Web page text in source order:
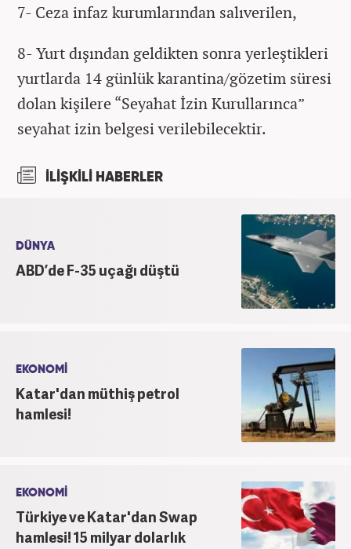
7- Ceza infaz kurumlarından salıverilen,
8- Yurt dışından geldikten sonra yerleştikleri
yurtlarda 14 günlük karantina/gözetim süresi
dolan kişilere “Seyahat İzin Kurullarınca”
seyahat izin belgesi verilebilecektir.
İLİŞKİLİ HABERLER
DÜNYA
ABD’de F-35 uçağı düştü
EKONOMİ
Katar'dan müthiş petrol
hamlesi!
EKONOMİ
Türkiye ve Katar'dan Swap
hamlesi! 15 milyar dolarlık